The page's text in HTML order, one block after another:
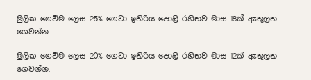
මුලික ගෙවීම ලෙස 25% ගෙවා ඉතිරිය පොලි රහිතව මාස 18ක් ඇතුලත
ගෙවන්න.
මුලික ගෙවීම ලෙස 20% ගෙවා ඉතිරිය පොලි රහිතව මාස 12ක් ඇතුලත
ගෙවන්න.